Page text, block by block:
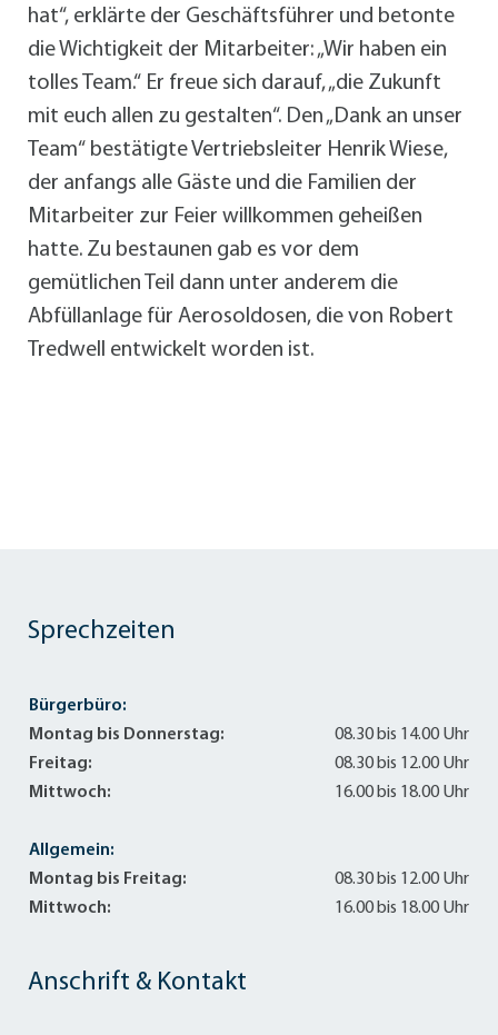
hat“, erklärte der Geschäftsführer und betonte
die Wichtigkeit der Mitarbeiter: „Wir haben ein
tolles Team.“ Er freue sich darauf, „die Zukunft
mit euch allen zu gestalten“. Den „Dank an unser
Team“ bestätigte Vertriebsleiter Henrik Wiese,
der anfangs alle Gäste und die Familien der
Mitarbeiter zur Feier willkommen geheißen
hatte. Zu bestaunen gab es vor dem
gemütlichen Teil dann unter anderem die
Abfüllanlage für Aerosoldosen, die von Robert
Tredwell entwickelt worden ist.
Anschrift & Kontakt
Sprechzeiten
Bürgerbüro:
Montag bis Donnerstag:
08.30 bis 14.00 Uhr
Freitag:
08.30 bis 12.00 Uhr
Mittwoch:
16.00 bis 18.00 Uhr
Allgemein:
Montag bis Freitag:
08.30 bis 12.00 Uhr
Mittwoch:
16.00 bis 18.00 Uhr